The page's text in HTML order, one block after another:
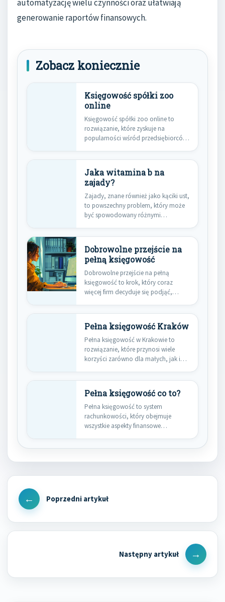
automatyzację wielu czynności oraz ułatwiają
generowanie raportów finansowych.
Zobacz koniecznie
Księgowość spółki zoo
online
Księgowość spółki zoo online to
rozwiązanie, które zyskuje na
popularności wśród przedsiębiorców.
Jaka witamina b na
zajady?
Zajady, znane również jako kąciki ust,
to powszechny problem, który może
być spowodowany różnymi
Dobrowolne przejście na
pełną księgowość
Dobrowolne przejście na pełną
księgowość to krok, który coraz
więcej firm decyduje się podjąć,
Pełna księgowość Kraków
Pełna księgowość w Krakowie to
rozwiązanie, które przynosi wiele
korzyści zarówno dla małych, jak i…
Pełna księgowość co to?
Pełna księgowość to system
rachunkowości, który obejmuje
wszystkie aspekty finansowe
Nawigacja
wpisu
Previous
Next
Post